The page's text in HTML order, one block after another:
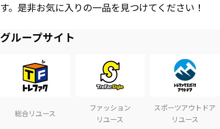
す。是非お気に入りの一品を見つけてください！
グループサイト
総合リユース
ファッション
リユース
スポーツアウトドア
リユース